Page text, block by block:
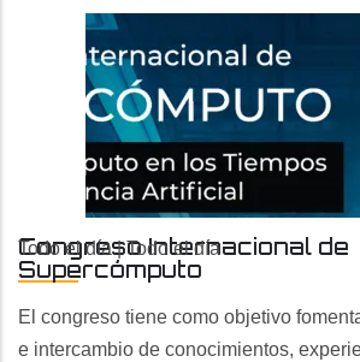
Congreso Internacional de
Supercómputo
Todo el día |Todo el día
El congreso tiene como objetivo
e intercambio de conocimientos,